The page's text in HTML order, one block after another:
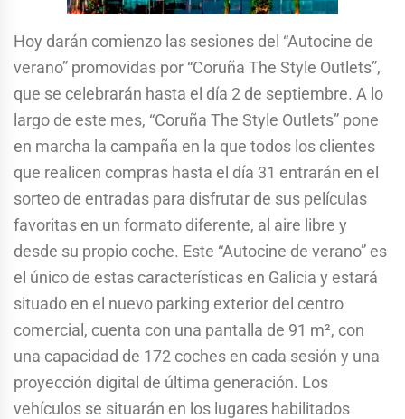
Hoy darán comienzo las sesiones del “Autocine de
verano” promovidas por “Coruña The Style Outlets”,
que se celebrarán hasta el día 2 de septiembre. A lo
largo de este mes, “Coruña The Style Outlets” pone
en marcha la campaña en la que todos los clientes
que realicen compras hasta el día 31 entrarán en el
sorteo de entradas para disfrutar de sus películas
favoritas en un formato diferente, al aire libre y
desde su propio coche. Este “Autocine de verano” es
el único de estas características en Galicia y estará
situado en el nuevo parking exterior del centro
comercial, cuenta con una pantalla de 91 m², con
una capacidad de 172 coches en cada sesión y una
proyección digital de última generación. Los
vehículos se situarán en los lugares habilitados